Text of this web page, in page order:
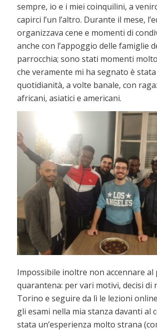
sempre, io e i miei coinquilini, a
capirci l’un l’altro. Durante il mese,
organizzava cene e momenti di
anche con l’appoggio delle famiglie
parrocchia; sono stati momenti
che veramente mi ha segnato è
quotidianità, a volte banale, con
africani, asiatici e americani.
Impossibile inoltre non accennare al
quarantena: per vari motivi, decisi di
Torino e seguire da lì le lezioni
gli esami nella mia stanza davanti al
stata un’esperienza molto strana